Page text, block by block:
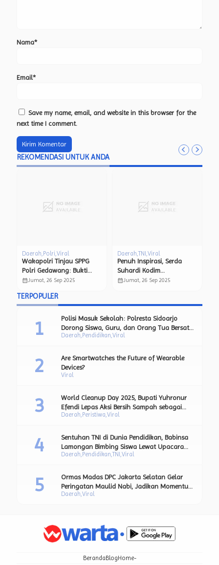
Nama*
Email*
Save my name, email, and website in this browser for the
next time I comment.
REKOMENDASI UNTUK ANDA
Viral
IPhone 13 Mini Review: The
Small Phone That’s
Actually Good
calendar_monthSabtu, 28 Agt 2021
Daerah Viral
BLT-DD Tahap Tiga Resmi
Disalurkan, Kepala Desa
Grogol Pastikan
calendar_monthJumat, 26 Sep 2025
TERPOPULER
Daerah Pendidikan Viral
Polisi Masuk Sekolah: Polresta Sidoarjo
Dorong Siswa, Guru, dan Orang Tua Bersatu
Lawan Perundungan.
Viral
Are Smartwatches the Future of Wearable
Devices?
Daerah Peristiwa Viral
World Cleanup Day 2025, Bupati Yuhronur
Efendi Lepas Aksi Bersih Sampah sebagai
Bagian dari Upaya Strategis Pengurangan
Daerah Pendidikan TNI Viral
Sentuhan TNI di Dunia Pendidikan, Babinsa
Lamongan Bimbing Siswa Lewat Upacara
Bendera dan Pesan Moral Kebangsaan.
Daerah Viral
Ormas Madas DPC Jakarta Selatan Gelar
Peringatan Maulid Nabi, Jadikan Momentum
Teladani Akhlak Rasulullah SAW
BerandaBlogHome-